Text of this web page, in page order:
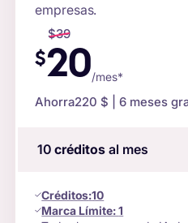
empresas.
$39
$20/mes*
Ahorra220 $ | 6 meses
10 créditosal mes
Créditos:10
Marca Límite:1